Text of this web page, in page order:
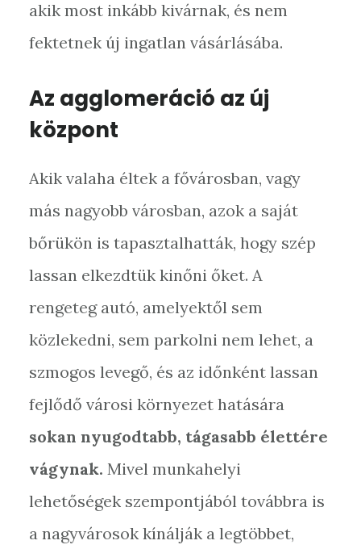
akik most inkább kivárnak, és nem
fektetnek új ingatlan vásárlásába.
Az agglomeráció az új
központ
Akik valaha éltek a fővárosban, vagy
más nagyobb városban, azok a saját
bőrükön is tapasztalhatták, hogy szép
lassan elkezdtük kinőni őket. A
rengeteg autó, amelyektől sem
közlekedni, sem parkolni nem lehet, a
szmogos levegő, és az időnként lassan
fejlődő városi környezet hatására
sokan nyugodtabb, tágasabb élettére
vágynak. Mivel munkahelyi
lehetőségek szempontjából továbbra is
a nagyvárosok kínálják a legtöbbet,